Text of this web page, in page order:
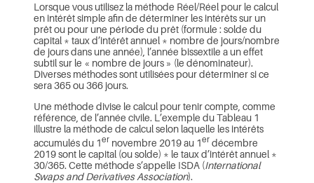
Lorsque vous utilisez la méthode Réel/Réel pour le calcul
en intérêt simple afin de déterminer les intérêts sur un
prêt ou pour une période du prêt (formule : solde du
capital * taux d’intérêt annuel * nombre de jours/nombre
de jours dans une année), l’année bissextile a un effet
subtil sur le « nombre de jours » (le dénominateur).
Diverses méthodes sont utilisées pour déterminer si ce
sera 365 ou 366 jours.
Une méthode divise le calcul pour tenir compte, comme
référence, de l’année civile. L’exemple du Tableau 1
illustre la méthode de calcul selon laquelle les intérêts
accumulés du 1er novembre 2019 au 1er décembre
2019 sont le capital (ou solde) * le taux d’intérêt annuel *
30/365. Cette méthode s’appelle ISDA (International
Swaps and Derivatives Association).